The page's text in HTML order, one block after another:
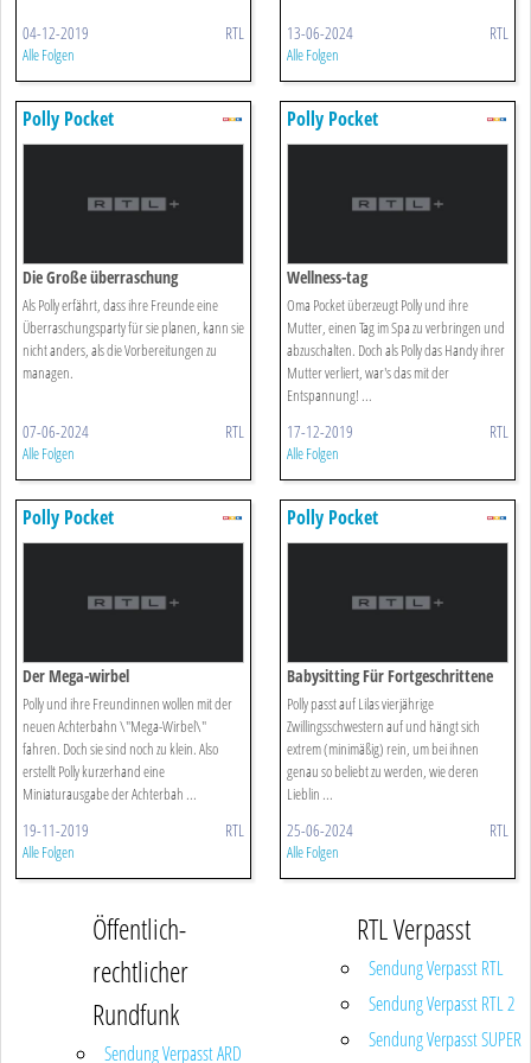
04-12-2019 RTL
Alle Folgen
13-06-2024 RTL
Alle Folgen
Polly Pocket
Die Große überraschung
Als Polly erfährt, dass ihre Freunde eine
Überraschungsparty für sie planen, kann sie
nicht anders, als die Vorbereitungen zu
managen.
07-06-2024 RTL
Alle Folgen
Polly Pocket
Wellness-tag
Oma Pocket überzeugt Polly und ihre
Mutter, einen Tag im Spa zu verbringen und
abzuschalten. Doch als Polly das Handy ihrer
Mutter verliert, war's das mit der
Entspannung! ...
17-12-2019 RTL
Alle Folgen
Polly Pocket
Der Mega-wirbel
Polly und ihre Freundinnen wollen mit der
neuen Achterbahn \"Mega-Wirbel\"
fahren. Doch sie sind noch zu klein. Also
erstellt Polly kurzerhand eine
Miniaturausgabe der Achterbah ...
19-11-2019 RTL
Alle Folgen
Polly Pocket
Babysitting Für Fortgeschrittene
Polly passt auf Lilas vierjährige
Zwillingsschwestern auf und hängt sich
extrem (minimäßig) rein, um bei ihnen
genau so beliebt zu werden, wie deren
Lieblin ...
25-06-2024 RTL
Alle Folgen
Öffentlich-
rechtlicher
Rundfunk
Sendung Verpasst ARD
RTL Verpasst
Sendung Verpasst RTL
Sendung Verpasst RTL 2
Sendung Verpasst SUPER